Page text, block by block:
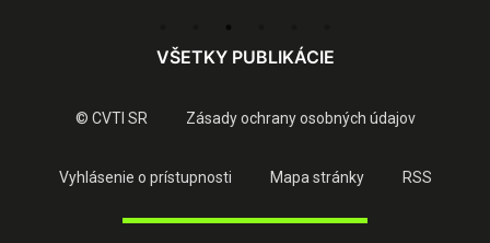
VŠETKY PUBLIKÁCIE
© CVTI SR Zásady ochrany osobných údajov
Vyhlásenie o prístupnosti Mapa stránky RSS